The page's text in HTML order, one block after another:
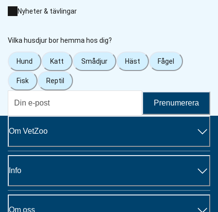
Nyheter & tävlingar
Vilka husdjur bor hemma hos dig?
Hund Katt Smådjur Häst Fågel
Fisk Reptil
Prenumerera
Om VetZoo
Info
Om oss